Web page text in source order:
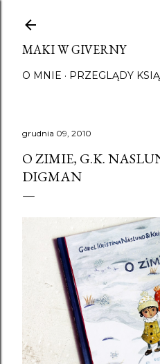
MAKI W GIVERNY
O MNIE PRZEGLĄDY
grudnia 09, 2010
O ZIMIE, G.K.
DIGMAN